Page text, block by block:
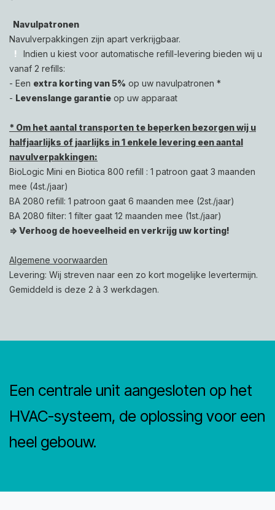
Navulpatronen
Navulverpakkingen zijn apart verkrijgbaar.
!
Indien u kiest voor automatische refill-levering bieden wij u
vanaf 2 refills:
- Een extra korting van 5% op uw navulpatronen *
- Levenslange garantie op uw apparaat
* Om het aantal transporten te beperken bezorgen wij u
halfjaarlijks of jaarlijks in 1 enkele levering een aantal
navulverpakkingen:
BioLogic Mini en Biotica 800 refill : 1 patroon gaat 3 maanden
mee (4st./jaar)
BA 2080 refill: 1 patroon gaat 6 maanden mee (2st./jaar)
BA 2080 filter: 1 filter gaat 12 maanden mee (1st./jaar)
=> Verhoog de hoeveelheid en verkrijg uw korting!
Algemene voorwaarden
Levering: Wij streven naar een zo kort mogelijke levertermijn.
Gemiddeld is deze 2 à 3 werkdagen.
Een centrale unit aangesloten op het
HVAC-systeem, de oplossing voor een
heel gebouw.